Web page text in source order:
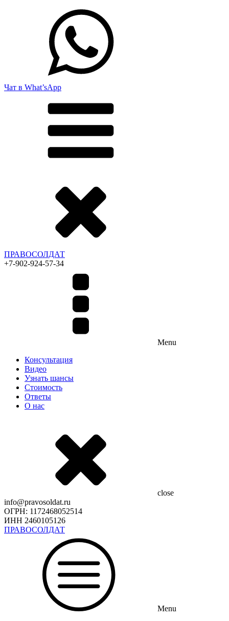
Чат в What’sApp
ПРАВОСОЛДАТ
+7-902-924-57-34
Menu
Консультация
Видео
Узнать шансы
Стоимость
Ответы
О нас
close
info@pravosoldat.ru
ОГРН: 1172468052514
ИНН 2460105126
ПРАВОСОЛДАТ
Menu